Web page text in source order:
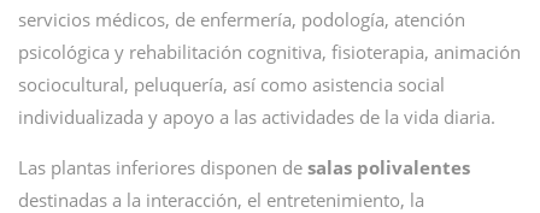
servicios médicos, de enfermería, podología, atención
psicológica y rehabilitación cognitiva, fisioterapia, animación
sociocultural, peluquería, así como asistencia social
individualizada y apoyo a las actividades de la vida diaria.
Las plantas inferiores disponen de salas polivalentes
destinadas a la interacción, el entretenimiento, la